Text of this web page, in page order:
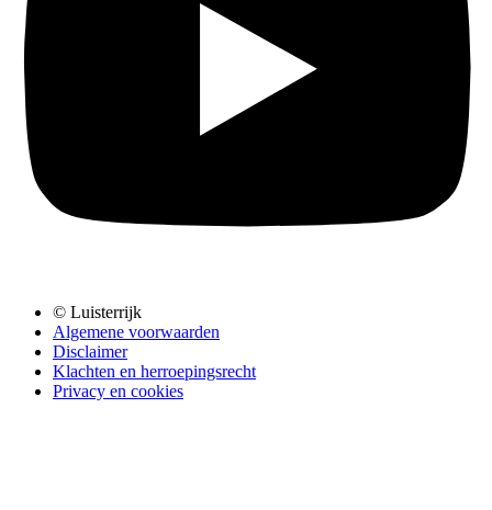
© Luisterrijk
Algemene voorwaarden
Disclaimer
Klachten en herroepingsrecht
Privacy en cookies